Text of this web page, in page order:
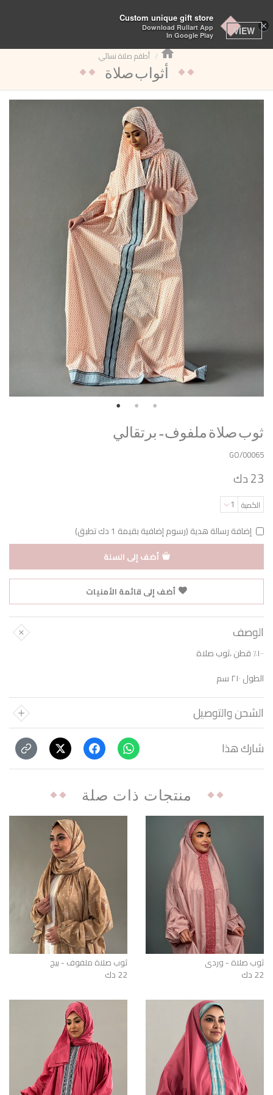
تبديل
التنقل
أطقم صلاة نسائي
أثواب صلاة
ثوب صلاة ملفوف - برتقالي
GO/00065
23 دك
الكمية 1
إضافة رسالة هدية (رسوم إضافية بقيمة 1 دك تطبق)
أضف إلى السلة
أضف إلى قائمة الأمنيات
الوصف
١٠٠٪ قطن ،ثوب صلاة
الطول ٢١٠ سم
الشحن والتوصيل
شارك هذا
منتجات ذات صلة
ثوب صلاة - وردي
22 دك
ثوب صلاة ملفوف - بيج
22 دك
×
Custom unique gift store
Download Rullart App
In Google Play
VIEW